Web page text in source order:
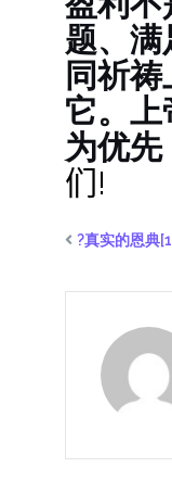
题、
同祈
它。
为优先
们!
?真实的恩典